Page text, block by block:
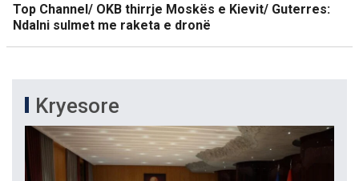
Top Channel/ OKB thirrje Moskës e Kievit/ Guterres:
Ndalni sulmet me raketa e dronë
Kryesore